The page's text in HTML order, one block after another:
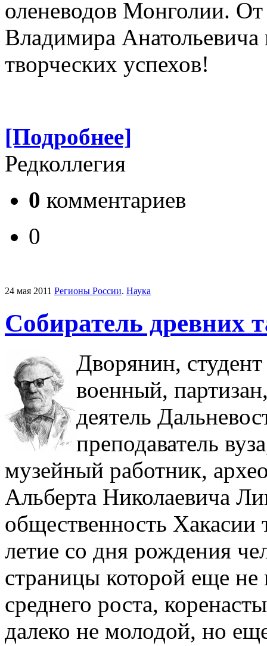
оленеводов Монголии.
Владимира
творческих успехов!
[Подробнее]
Редколлегия
0 комментариев
0
24 мая 2011 Регионы России. Наука
Собиратель древних
Дворянин, студент
военный,
деятель
преподаватель
музейный работник,
Альберта Николаевича
общественность Хакасии
летие со дня рождения
страницы которой еще
среднего роста,
далеко не молодой, но